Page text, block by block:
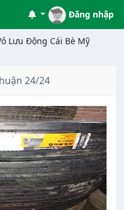
Đăng nhập
Lưu Động Cái Bè Mỹ
24/24